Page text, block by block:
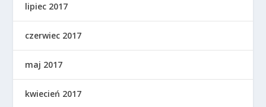
lipiec 2017
czerwiec 2017
maj 2017
kwiecień 2017